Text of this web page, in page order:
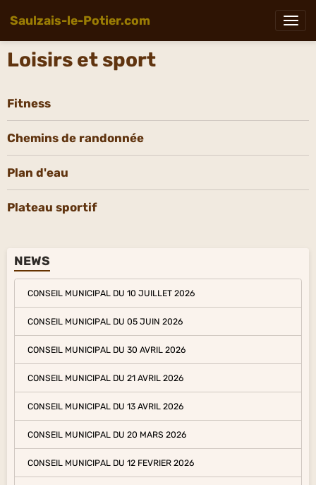
Saulzais-le-Potier.com
Loisirs et sport
Fitness
Chemins de randonnée
Plan d'eau
Plateau sportif
NEWS
CONSEIL MUNICIPAL DU 10 JUILLET 2026
CONSEIL MUNICIPAL DU 05 JUIN 2026
CONSEIL MUNICIPAL DU 30 AVRIL 2026
CONSEIL MUNICIPAL DU 21 AVRIL 2026
CONSEIL MUNICIPAL DU 13 AVRIL 2026
CONSEIL MUNICIPAL DU 20 MARS 2026
CONSEIL MUNICIPAL DU 12 FEVRIER 2026